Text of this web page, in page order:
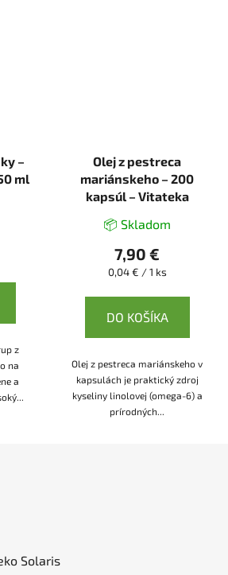
–
ml
z
na
a
Olej z pestreca
mariánskeho – 200
kapsúl – Vitateka
📦 Skladom
7,90 €
Jednotková
0,04 € / 1 ks
DO KOŠÍKA
Olej z pestreca mariánskeho v
kapsulách je praktický zdroj
kyseliny linolovej (omega-6) a
prírodných...
Solaris